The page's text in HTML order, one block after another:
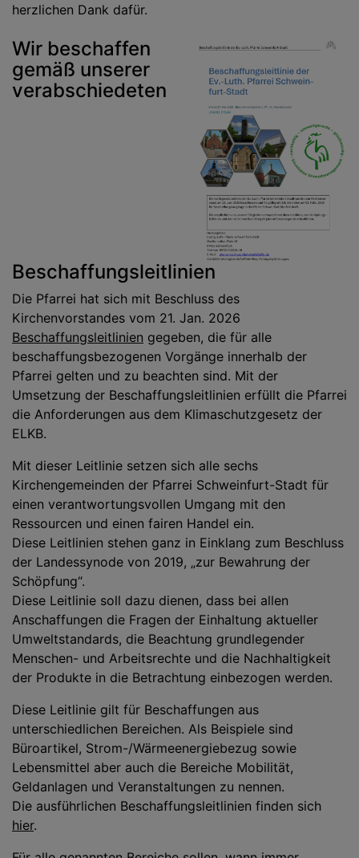
herzlichen Dank dafür.
Wir beschaffen
gemäß unserer
verabschiedeten
Beschaffungsleitlinien
Die Pfarrei hat sich mit Beschluss des
Kirchenvorstandes vom 21. Jan. 2026
Beschaffungsleitlinien gegeben, die für alle
beschaffungsbezogenen Vorgänge innerhalb der
Pfarrei gelten und zu beachten sind. Mit der
Umsetzung der Beschaffungsleitlinien erfüllt die Pfarrei
die Anforderungen aus dem Klimaschutzgesetz der
ELKB.
Mit dieser Leitlinie setzen sich alle sechs
Kirchengemeinden der Pfarrei Schweinfurt-Stadt für
einen verantwortungsvollen Umgang mit den
Ressourcen und einen fairen Handel ein.
Diese Leitlinien stehen ganz in Einklang zum Beschluss
der Landessynode von 2019, „zur Bewahrung der
Schöpfung“.
Diese Leitlinie soll dazu dienen, dass bei allen
Anschaffungen die Fragen der Einhaltung aktueller
Umweltstandards, die Beachtung grundlegender
Menschen- und Arbeitsrechte und die Nachhaltigkeit
der Produkte in die Betrachtung einbezogen werden.
Diese Leitlinie gilt für Beschaffungen aus
unterschiedlichen Bereichen. Als Beispiele sind
Büroartikel, Strom-/Wärmeenergiebezug sowie
Lebensmittel aber auch die Bereiche Mobilität,
Geldanlagen und Veranstaltungen zu nennen.
Die ausführlichen Beschaffungsleitlinien finden sich
hier.